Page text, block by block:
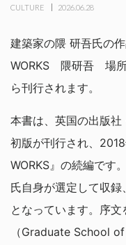
CULTURE 2026.06.28
建築家の隈 研吾氏の
WORKS 隈研吾 場所
ら刊行されます。
本書は、英国の出版
初版が刊行され、
WORKS』の続編です
氏自身が選定して収
となっています。序
（Graduate School